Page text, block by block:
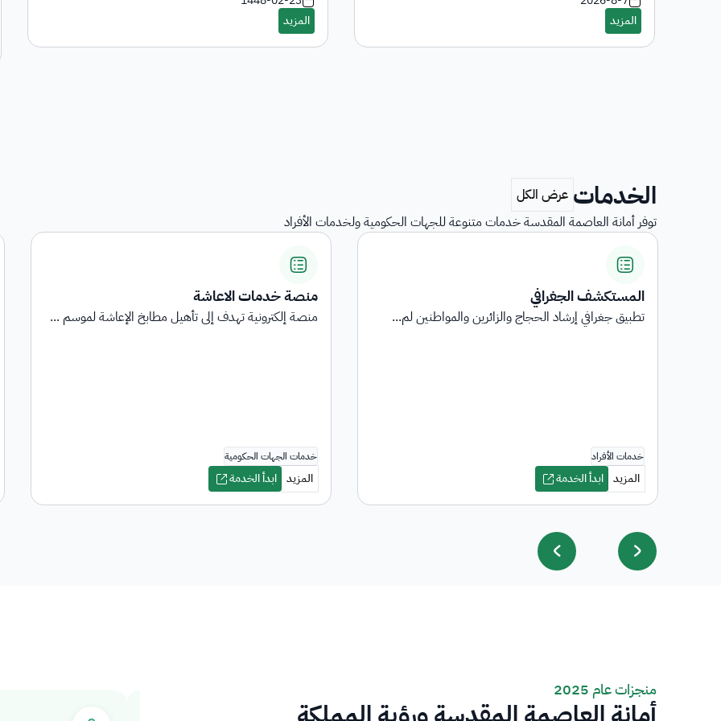
الخدمات
توفر أمانة العاصمة المقدسة خدمات متنوعة للجهات الحكومية ولخدمات الأفراد
منصة خدمات الاعاشة
منصة إلكترونية تهدف إلى تأهيل مطابخ الإعاشة لموسم ...
استبيانات رضا المستفيدين
استبيانات رضا المستفيدين
منجزات عام 2025